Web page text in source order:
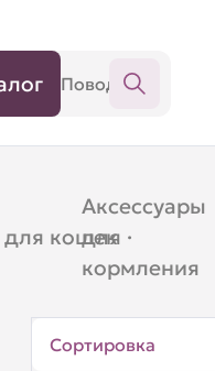
для кошек ·
Аксессуары
для
кормления
Сортировка